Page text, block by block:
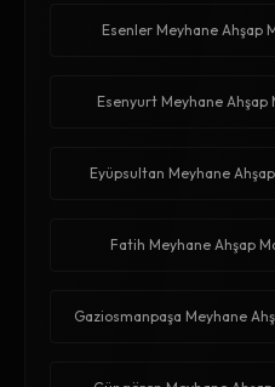
Esenler Meyhane Ahşap
Esenyurt Meyhane Ahşap
Eyüpsultan Meyhane
Fatih Meyhane Ahşap
Gaziosmanpaşa Meyhane